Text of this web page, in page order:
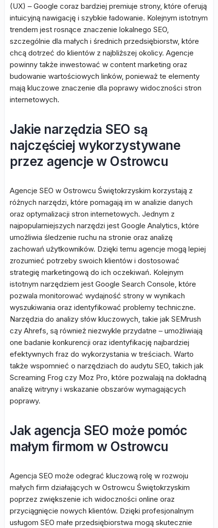
(UX) – Google coraz bardziej premiuje strony, które oferują
intuicyjną nawigację i szybkie ładowanie. Kolejnym istotnym
trendem jest rosnące znaczenie lokalnego SEO,
szczególnie dla małych i średnich przedsiębiorstw, które
chcą dotrzeć do klientów z najbliższej okolicy. Agencje
powinny także inwestować w content marketing oraz
budowanie wartościowych linków, ponieważ te elementy
mają kluczowe znaczenie dla poprawy widoczności stron
internetowych.
Jakie narzędzia SEO są
najczęściej wykorzystywane
przez agencje w Ostrowcu
Agencje SEO w Ostrowcu Świętokrzyskim korzystają z
różnych narzędzi, które pomagają im w analizie danych
oraz optymalizacji stron internetowych. Jednym z
najpopularniejszych narzędzi jest Google Analytics, które
umożliwia śledzenie ruchu na stronie oraz analizę
zachowań użytkowników. Dzięki temu agencje mogą lepiej
zrozumieć potrzeby swoich klientów i dostosować
strategię marketingową do ich oczekiwań. Kolejnym
istotnym narzędziem jest Google Search Console, które
pozwala monitorować wydajność strony w wynikach
wyszukiwania oraz identyfikować problemy techniczne.
Narzędzia do analizy słów kluczowych, takie jak SEMrush
czy Ahrefs, są również niezwykle przydatne – umożliwiają
one badanie konkurencji oraz identyfikację najbardziej
efektywnych fraz do wykorzystania w treściach. Warto
także wspomnieć o narzędziach do audytu SEO, takich jak
Screaming Frog czy Moz Pro, które pozwalają na dokładną
analizę witryny i wskazanie obszarów wymagających
poprawy.
Jak agencja SEO może pomóc
małym firmom w Ostrowcu
Agencja SEO może odegrać kluczową rolę w rozwoju
małych firm działających w Ostrowcu Świętokrzyskim
poprzez zwiększenie ich widoczności online oraz
przyciągnięcie nowych klientów. Dzięki profesjonalnym
usługom SEO małe przedsiębiorstwa mogą skutecznie